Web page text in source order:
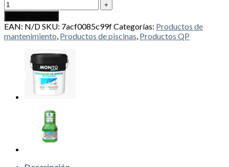
EAN: N/DSKU: 7acf0085c99fCategorías: Productos de
mantenimiento, Productos de piscinas, Productos QP